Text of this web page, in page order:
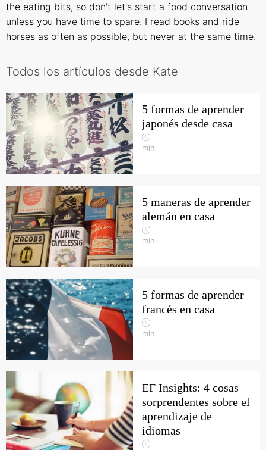
the eating bits, so don't let's start a food conversation
unless you have time to spare. I read books and ride
horses as often as possible, but never at the same time.
Todos los artículos desde Kate
5 formas de aprender
japonés desde casa
min
5 maneras de aprender
alemán en casa
min
5 formas de aprender
francés en casa
min
EF Insights: 4 cosas
sorprendentes sobre el
aprendizaje de
idiomas